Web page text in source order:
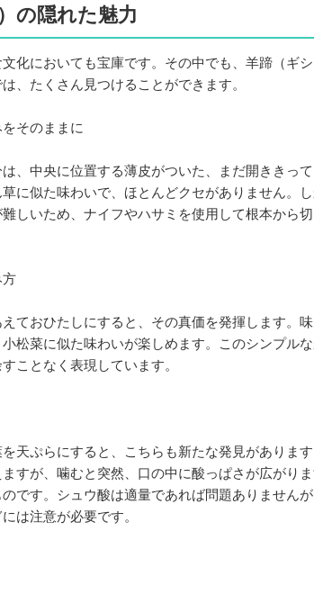
の隠れた魅力
化においても宝庫です。その中でも、羊蹄（ギ
、たくさん見つけることができます。
そのままに
、中央に位置する薄皮がついた、まだ開ききっ
に似た味わいで、ほとんどクセがありません。
しいため、ナイフやハサミを使用して根本から
方
ておひたしにすると、その真価を発揮します。
松菜に似た味わいが楽しめます。このシンプル
ことなく表現しています。
天ぷらにすると、こちらも新たな発見がありま
すが、噛むと突然、口の中に酸っぱさが広がり
です。シュウ酸は適量であれば問題ありません
は注意が必要です。